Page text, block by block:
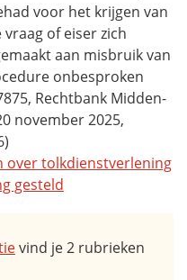
voor het krijgen van
of eiser zich
aan misbruik van
onbesproken
Rechtbank Midden-
november 2025,
over tolkdienstverlening
gesteld
vind je 2 rubrieken